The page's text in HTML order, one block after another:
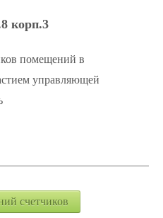
корп.3
помещений в
управляющей
счетчиков